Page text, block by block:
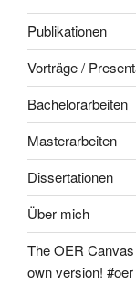
Publikationen
Vorträge /
Bachelorarbeiten
Masterarbeiten
Dissertationen
Über mich
The OER
own version!